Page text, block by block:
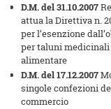
D.M. del 31.10.2007
attua la Direttiva n.
per l’esenzione
per taluni
alimentare
D.M. del 17.12.2007
singole confezioni
commercio